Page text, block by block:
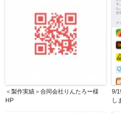
＜製作実績＞合同会社りんたろー様
HP
9/
し